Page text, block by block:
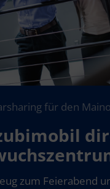
für den
zum Feierabend